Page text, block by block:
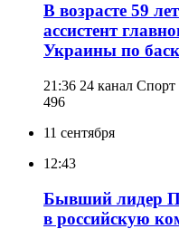
В возрасте 59
ассистент
Украины по
21:36 24 канал Спорт
496
11 сентября
12:43
Бывший лидер
в российскую